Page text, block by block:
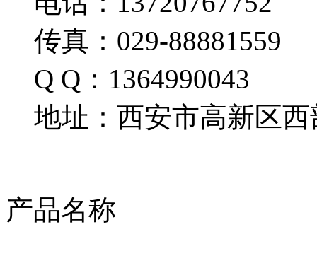
传真：029-88881559
Q Q：1364990043
地址：西安市高新区西
产品名称